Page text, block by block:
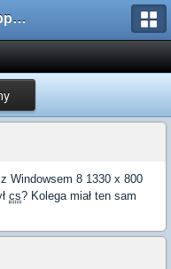
AMXX.pl: Support AMX Mod X i SourceMod
Windowsem 8 1330 x 800
cs? Kolega miał ten sam